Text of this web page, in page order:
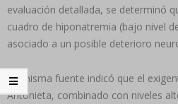
evaluación detallada, se determinó
cuadro de hiponatremia (bajo nivel
asociado a un posible deterioro
La misma fuente indicó que el
Antonieta, combinado con niveles